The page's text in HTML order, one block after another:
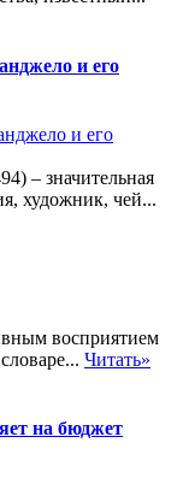
и его
– значительная
художник, чей...
восприятием
Читать»
на бюджет